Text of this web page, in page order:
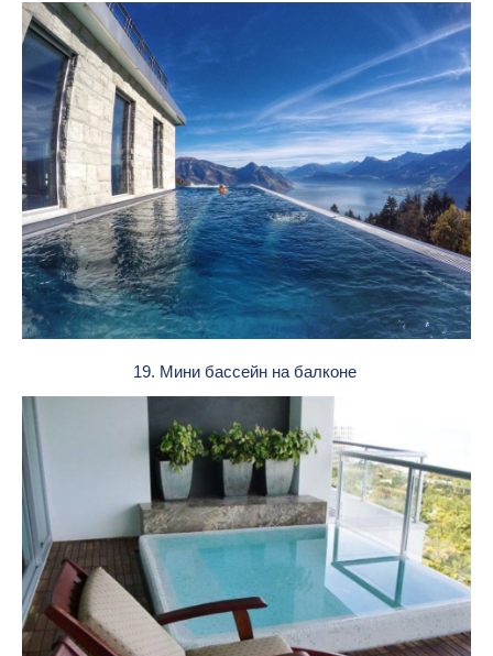
19. Мини бассейн на балконе